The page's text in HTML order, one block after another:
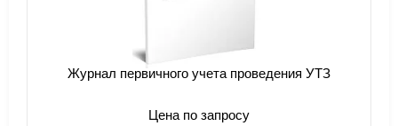
Журнал первичного учета проведения УТЗ
Цена по запросу